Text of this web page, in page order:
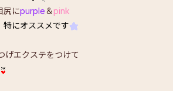
尻にpurple ＆pink
特にオススメです
げエクステをつけて